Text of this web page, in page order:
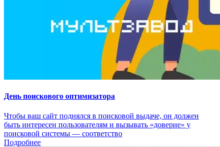
День поискового оптимизатора
Чтобы ваш сайт поднялся в поисковой выдаче, он должен
быть интересен пользователям и вызывать «доверие» у
поисковой системы — соответство
Подробнее